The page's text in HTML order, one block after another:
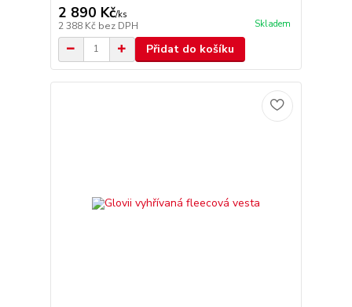
2 890 Kč/ks
2 388 Kč bez DPH Skladem
Přidat do košíku